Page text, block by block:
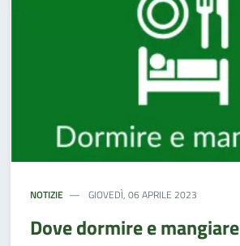
NOTIZIE GIOVEDÌ, 06 APRILE 2023
Dove dormire e mangiare